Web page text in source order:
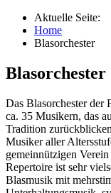
Aktuelle Seite:
Home
Blasorchester
Das Blasorchester der
ca. 35 Musikern, das
Tradition
Musiker aller
gemeinnützigen
Repertoire ist sehr
Blasmusik mit